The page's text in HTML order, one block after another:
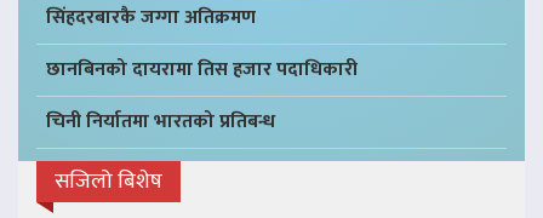
सिंहदरबारकै जग्गा अतिक्रमण
छानबिनको दायरामा तिस हजार पदाधिकारी
चिनी निर्यातमा भारतको प्रतिबन्ध
सजिलो बिशेष